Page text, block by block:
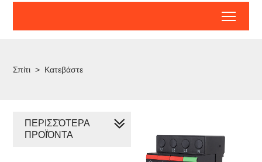
Σπίτι > Κατεβάστε
ΠΕΡΙΣΣΌΤΕΡΑ
ΠΡΟΪΌΝΤΑ